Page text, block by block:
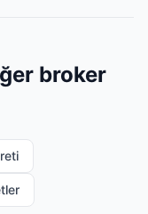
broker